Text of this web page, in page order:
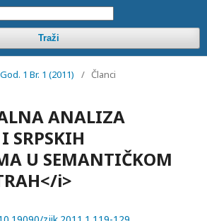
Traži
God. 1 Br. 1 (2011) / Članci
ANALIZA
SRPSKIH
U SEMANTIČKOM
i>